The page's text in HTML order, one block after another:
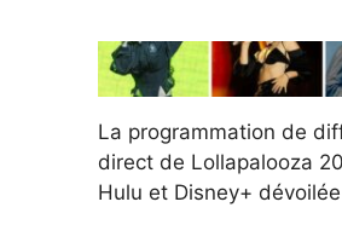
La programmation de
direct de Lollapalooza
Hulu et Disney+ dévoilée